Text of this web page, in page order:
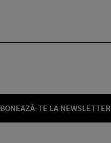
TE LA NEWSLETTER